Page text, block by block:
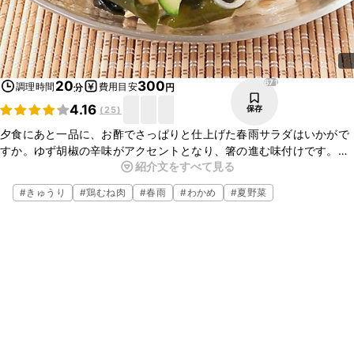
調理時間 20分 費用目安300円
4.16 (25)
671
保存
夕食にあと一品に、お酢でさっぱりと仕上げた春雨サラダはいかがで
すか。ゆず胡椒の辛味がアクセントとなり、箸の進む味付けです。お
酒のおつまみにもぴったりですよ。身近な食材でお手軽にお作りいた
だけます。ぜひお試しくださいね。
紹介文をすべて見る
#きゅうり #鶏むね肉 #春雨 #わかめ #夏野菜